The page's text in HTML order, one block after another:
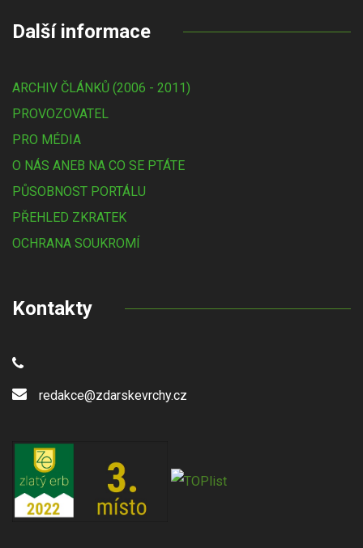
Další informace
ARCHIV ČLÁNKŮ (2006 - 2011)
PROVOZOVATEL
PRO MÉDIA
O NÁS ANEB NA CO SE PTÁTE
PŮSOBNOST PORTÁLU
PŘEHLED ZKRATEK
OCHRANA SOUKROMÍ
Kontakty
redakce@zdarskevrchy.cz